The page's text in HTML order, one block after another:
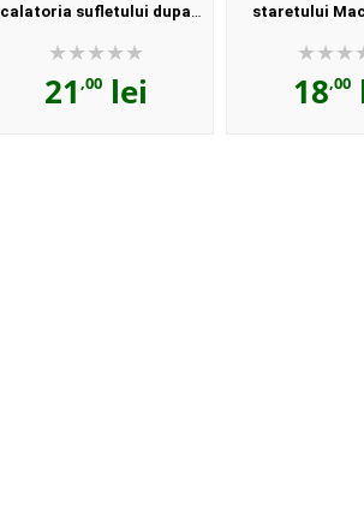
calatoria sufletului dupa
Bacoianis
21 ,00lei
staretului
18,00